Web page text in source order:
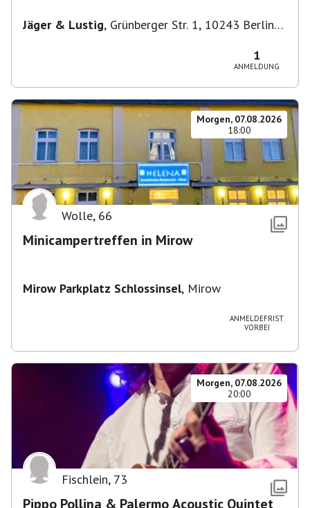
Jäger & Lustig, Grünberger Str. 1, 10243 Berlin-
1
ANMELDUNG
Morgen, 07.08.2026
18:00
Wolle, 66
Minicampertreffen in Mirow
Mirow Parkplatz Schlossinsel, Mirow
ANMELDEFRIST
VORBEI
Morgen, 07.08.2026
20:00
Fischlein, 73
Pippo Pollina & Palermo Acoustic Quintet